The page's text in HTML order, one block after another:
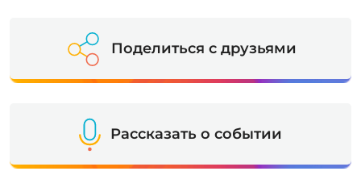
Поделиться с друзьями
Рассказать о событии